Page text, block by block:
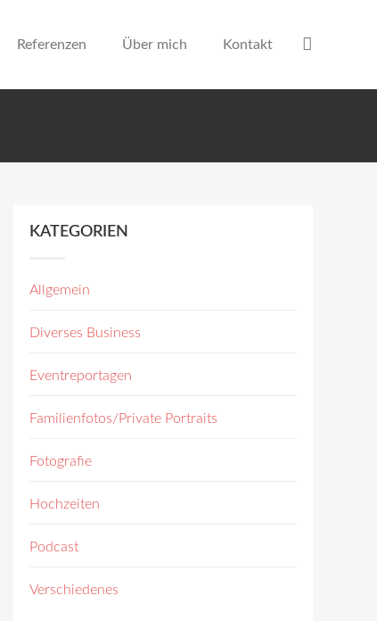
Referenzen Über mich Kontakt
KATEGORIEN
Allgemein
Diverses Business
Eventreportagen
Familienfotos/Private Portraits
Fotografie
Hochzeiten
Podcast
Verschiedenes